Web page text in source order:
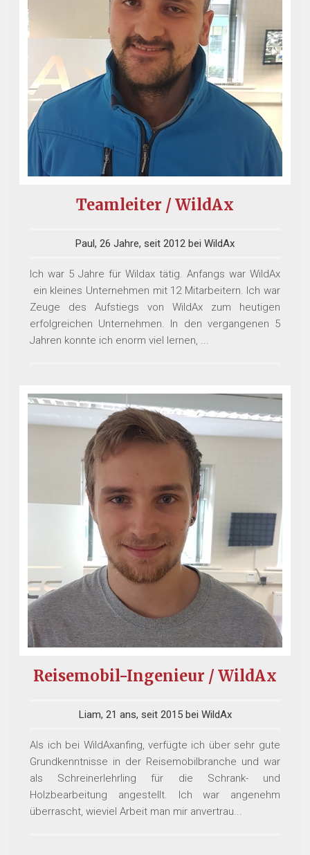
Teamleiter / WildAx
Paul, 26 Jahre, seit 2012 bei WildAx
Ich war 5 Jahre für Wildax tätig. Anfangs war WildAx
ein kleines Unternehmen mit 12 Mitarbeitern. Ich war
Zeuge des Aufstiegs von WildAx zum heutigen
erfolgreichen Unternehmen. In den vergangenen 5
Jahren konnte ich enorm viel lernen, ...
Reisemobil-Ingenieur / WildAx
Liam, 21 ans, seit 2015 bei WildAx
Als ich bei WildAxanfing, verfügte ich über sehr gute
Grundkenntnisse in der Reisemobilbranche und war
als Schreinerlehrling für die Schrank- und
Holzbearbeitung angestellt. Ich war angenehm
überrascht, wieviel Arbeit man mir anvertrau...